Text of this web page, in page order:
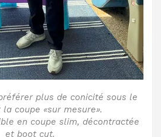
plus de conicité sous le
coupe «sur mesure».
en coupe slim, décontractée
et boot cut.